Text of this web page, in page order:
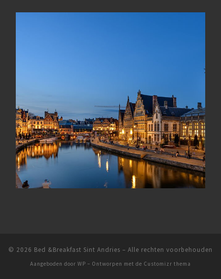
© 2026 Bed &Breakfast Sint Andries – Alle rechten voorbehouden
Aangeboden door WP – Ontworpen met de Customizr thema